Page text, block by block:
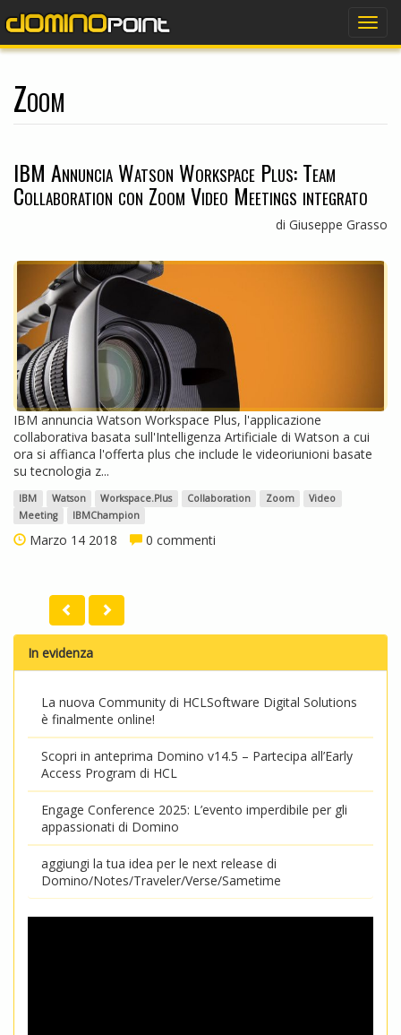
Zoom
IBM Annuncia Watson Workspace Plus: Team
Collaboration con Zoom Video Meetings integrato
di Giuseppe Grasso
IBM annuncia Watson Workspace Plus, l'applicazione
collaborativa basata sull'Intelligenza Artificiale di Watson a cui
ora si affianca l'offerta plus che include le videoriunioni basate
su tecnologia z...
IBM Watson Workspace.Plus Collaboration Zoom
Video
Meeting
IBMChampion
Marzo 14 2018 0 commenti
In evidenza
La nuova Community di HCLSoftware Digital Solutions
è finalmente online!
Scopri in anteprima Domino v14.5 – Partecipa all’Early
Access Program di HCL
Engage Conference 2025: L’evento imperdibile per gli
appassionati di Domino
aggiungi la tua idea per le next release di
Domino/Notes/Traveler/Verse/Sametime